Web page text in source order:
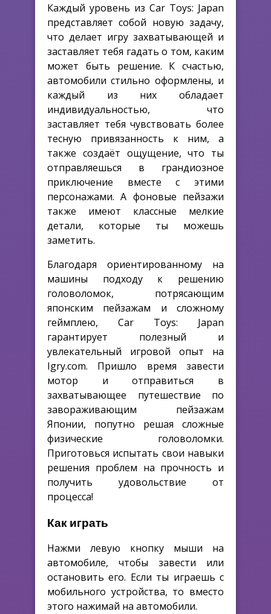
Каждый уровень из Car Toys: Japan
представляет собой новую задачу,
что делает игру захватывающей и
заставляет тебя гадать о том, каким
может быть решение. К счастью,
автомобили стильно оформлены, и
каждый из них обладает
индивидуальностью, что
заставляет тебя чувствовать более
тесную привязанность к ним, а
также создаёт ощущение, что ты
отправляешься в грандиозное
приключение вместе с этими
персонажами. А фоновые пейзажи
также имеют классные мелкие
детали, которые ты можешь
заметить.
Благодаря ориентированному на
машины подходу к решению
головоломок, потрясающим
японским пейзажам и сложному
геймплею, Car Toys: Japan
гарантирует полезный и
увлекательный игровой опыт на
Igry.com. Пришло время завести
мотор и отправиться в
захватывающее путешествие по
завораживающим пейзажам
Японии, попутно решая сложные
физические головоломки.
Приготовься испытать свои навыки
решения проблем на прочность и
получить удовольствие от
процесса!
Как играть
Нажми левую кнопку мыши на
автомобиле, чтобы завести или
остановить его. Если ты играешь с
мобильного устройства, то вместо
этого нажимай на автомобили.